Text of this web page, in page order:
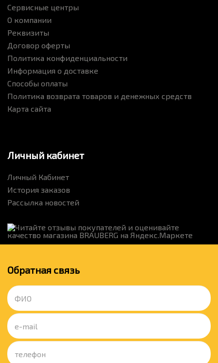
Сервисные центры
О компании
Реквизиты
Договор оферты
Политика конфиденциальности
Информация о доставке
Способы оплаты
Политика возврата товаров и денежных средств
Карта сайта
Личный кабинет
Личный Кабинет
История заказов
Рассылка новостей
Обратная связь